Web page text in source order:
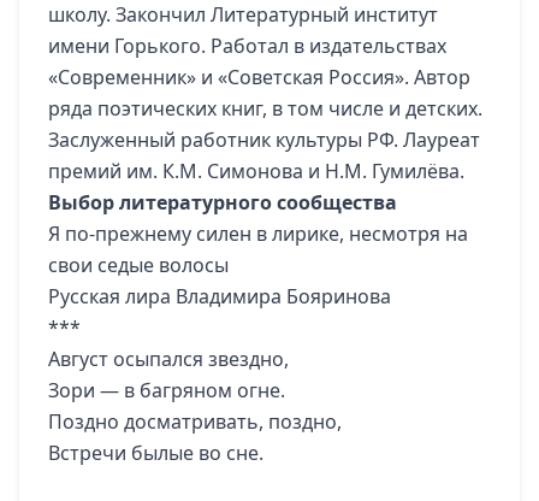
школу. Закончил Литературный институт
имени Горького. Работал в издательствах
«Современник» и «Советская Россия». Автор
ряда поэтических книг, в том числе и детских.
Заслуженный работник культуры РФ. Лауреат
премий им. К.М. Симонова и Н.М. Гумилёва.
Выбор литературного сообщества
Я по-прежнему силен в лирике, несмотря на
свои седые волосы
Русская лира Владимира Бояринова
***
Август осыпался звездно,
Зори — в багряном огне.
Поздно досматривать, поздно,
Встречи былые во сне.